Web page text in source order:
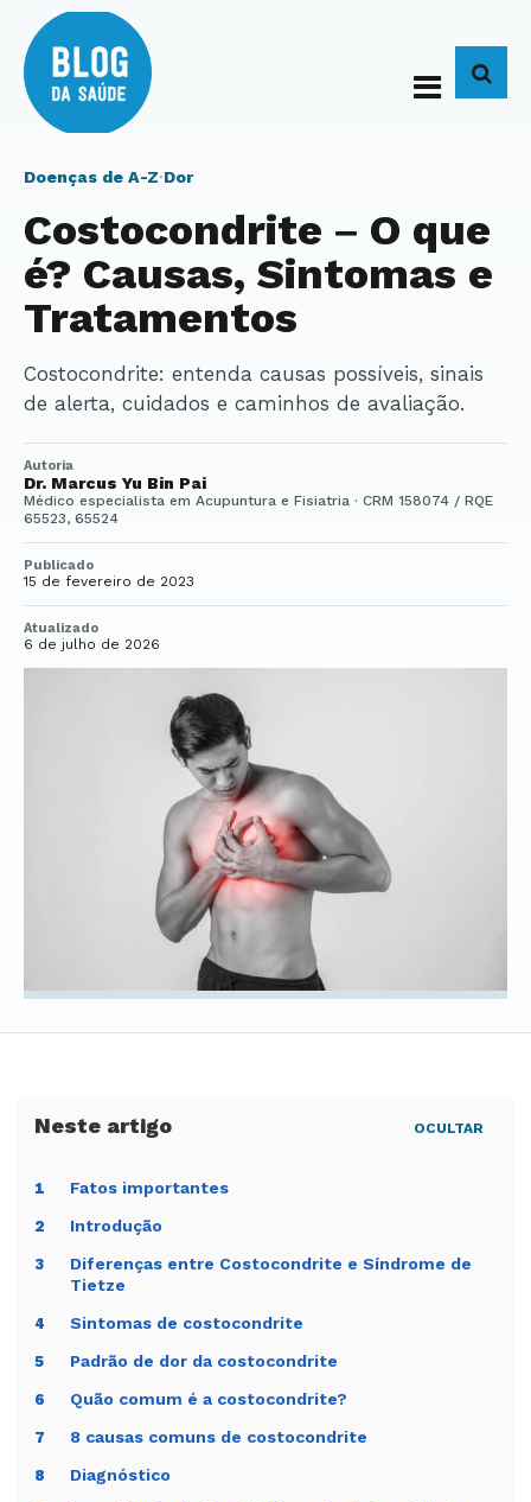
Doenças de A-Z·Dor
Costocondrite – O que
é? Causas, Sintomas e
Tratamentos
Costocondrite: entenda causas possíveis, sinais
de alerta, cuidados e caminhos de avaliação.
Autoria
Dr. Marcus Yu Bin Pai
Médico especialista em Acupuntura e Fisiatria · CRM 158074 / RQE
65523, 65524
Publicado
15 de fevereiro de 2023
Atualizado
6 de julho de 2026
OCULTAR
1 Fatos importantes
2 Introdução
3
Diferenças entre Costocondrite e Síndrome de
Tietze
4 Sintomas de costocondrite
5 Padrão de dor da costocondrite
6 Quão comum é a costocondrite?
7 8 causas comuns de costocondrite
8 Diagnóstico